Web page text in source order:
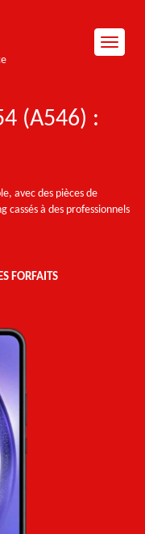
(A546) :
avec des pièces de
cassés à des professionnels
FORFAITS